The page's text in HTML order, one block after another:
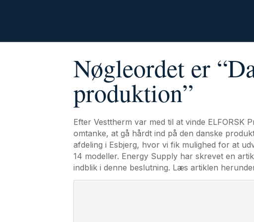
Nøgleordet er
produktion”
Efter Vesttherm var med til at vinde ELFORSK
omtanke, at gå hårdt ind på den danske
afdeling i Esbjerg, hvor vi fik mulighed for at
14 modeller. Energy Supply har skrevet en
indblik i denne beslutning. Læs artiklen